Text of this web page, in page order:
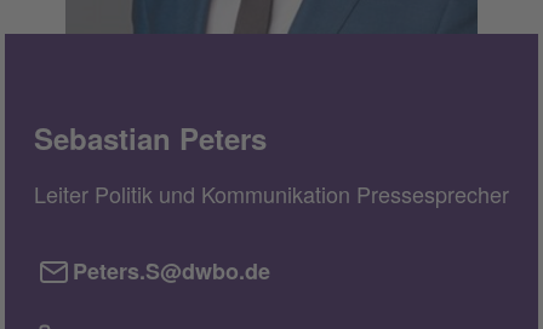
Sebastian Peters
Leiter Politik und Kommunikation Pressesprecher
Peters.S@dwbo.de